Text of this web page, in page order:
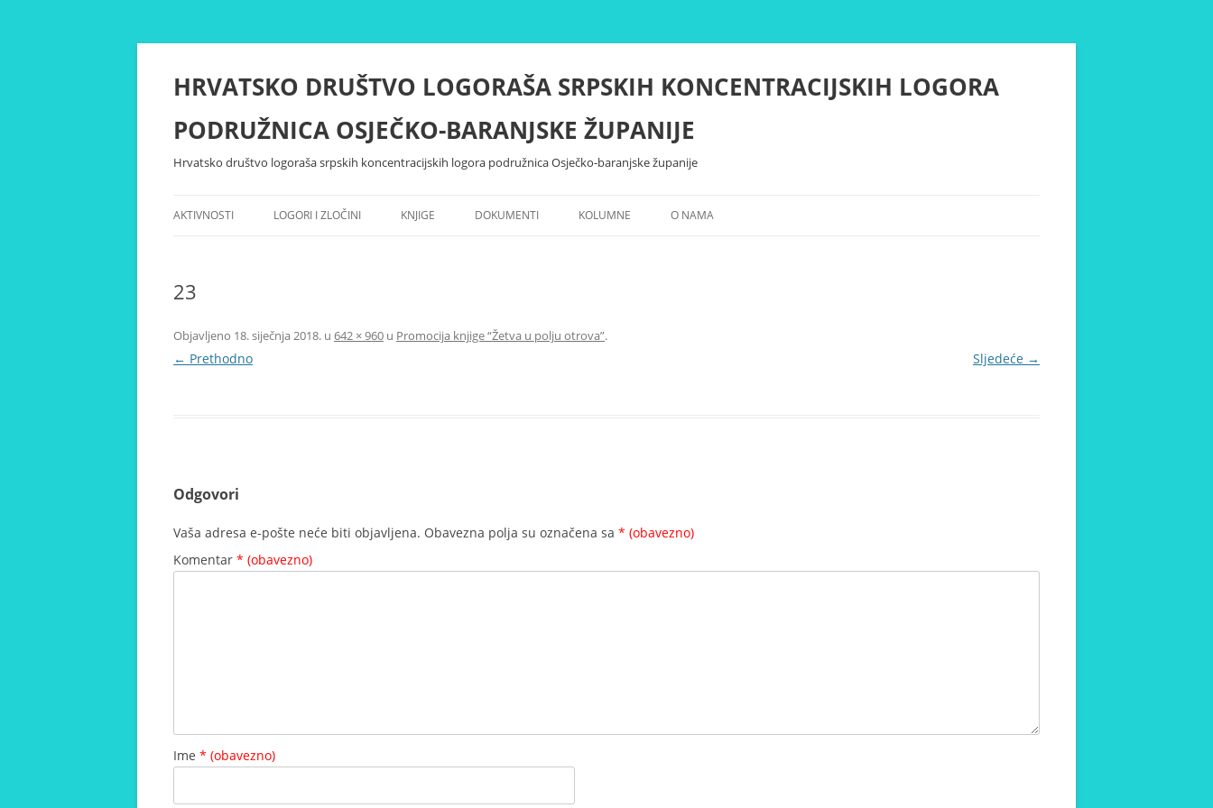
Skoči
HRVATSKO DRUŠTVO LOGORAŠA SRPSKIH KONCENTRACIJSKIH LOGORA
PODRUŽNICA OSJEČKO-BARANJSKE ŽUPANIJE
Hrvatsko društvo logoraša srpskih koncentracijskih logora podružnica Osječko-baranjske županije
AKTIVNOSTI LOGORI I ZLOČINI KNJIGE DOKUMENTI KOLUMNE O NAMA
23
Objavljeno 18. siječnja 2018. u 642 × 960 u Promocija knjige “Žetva u polju otrova”.
← Prethodno Sljedeće →
Odgovori
Vaša adresa e-pošte neće biti objavljena. Obavezna polja su označena sa * (obavezno)
Komentar * (obavezno)
Ime * (obavezno)